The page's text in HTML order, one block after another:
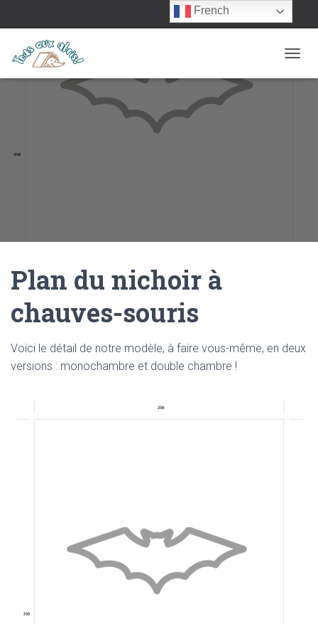
Plan du nichoir à
chauves-souris
Voici le détail de notre modèle, à faire vous-même, en deux
versions : monochambre et double chambre !
French